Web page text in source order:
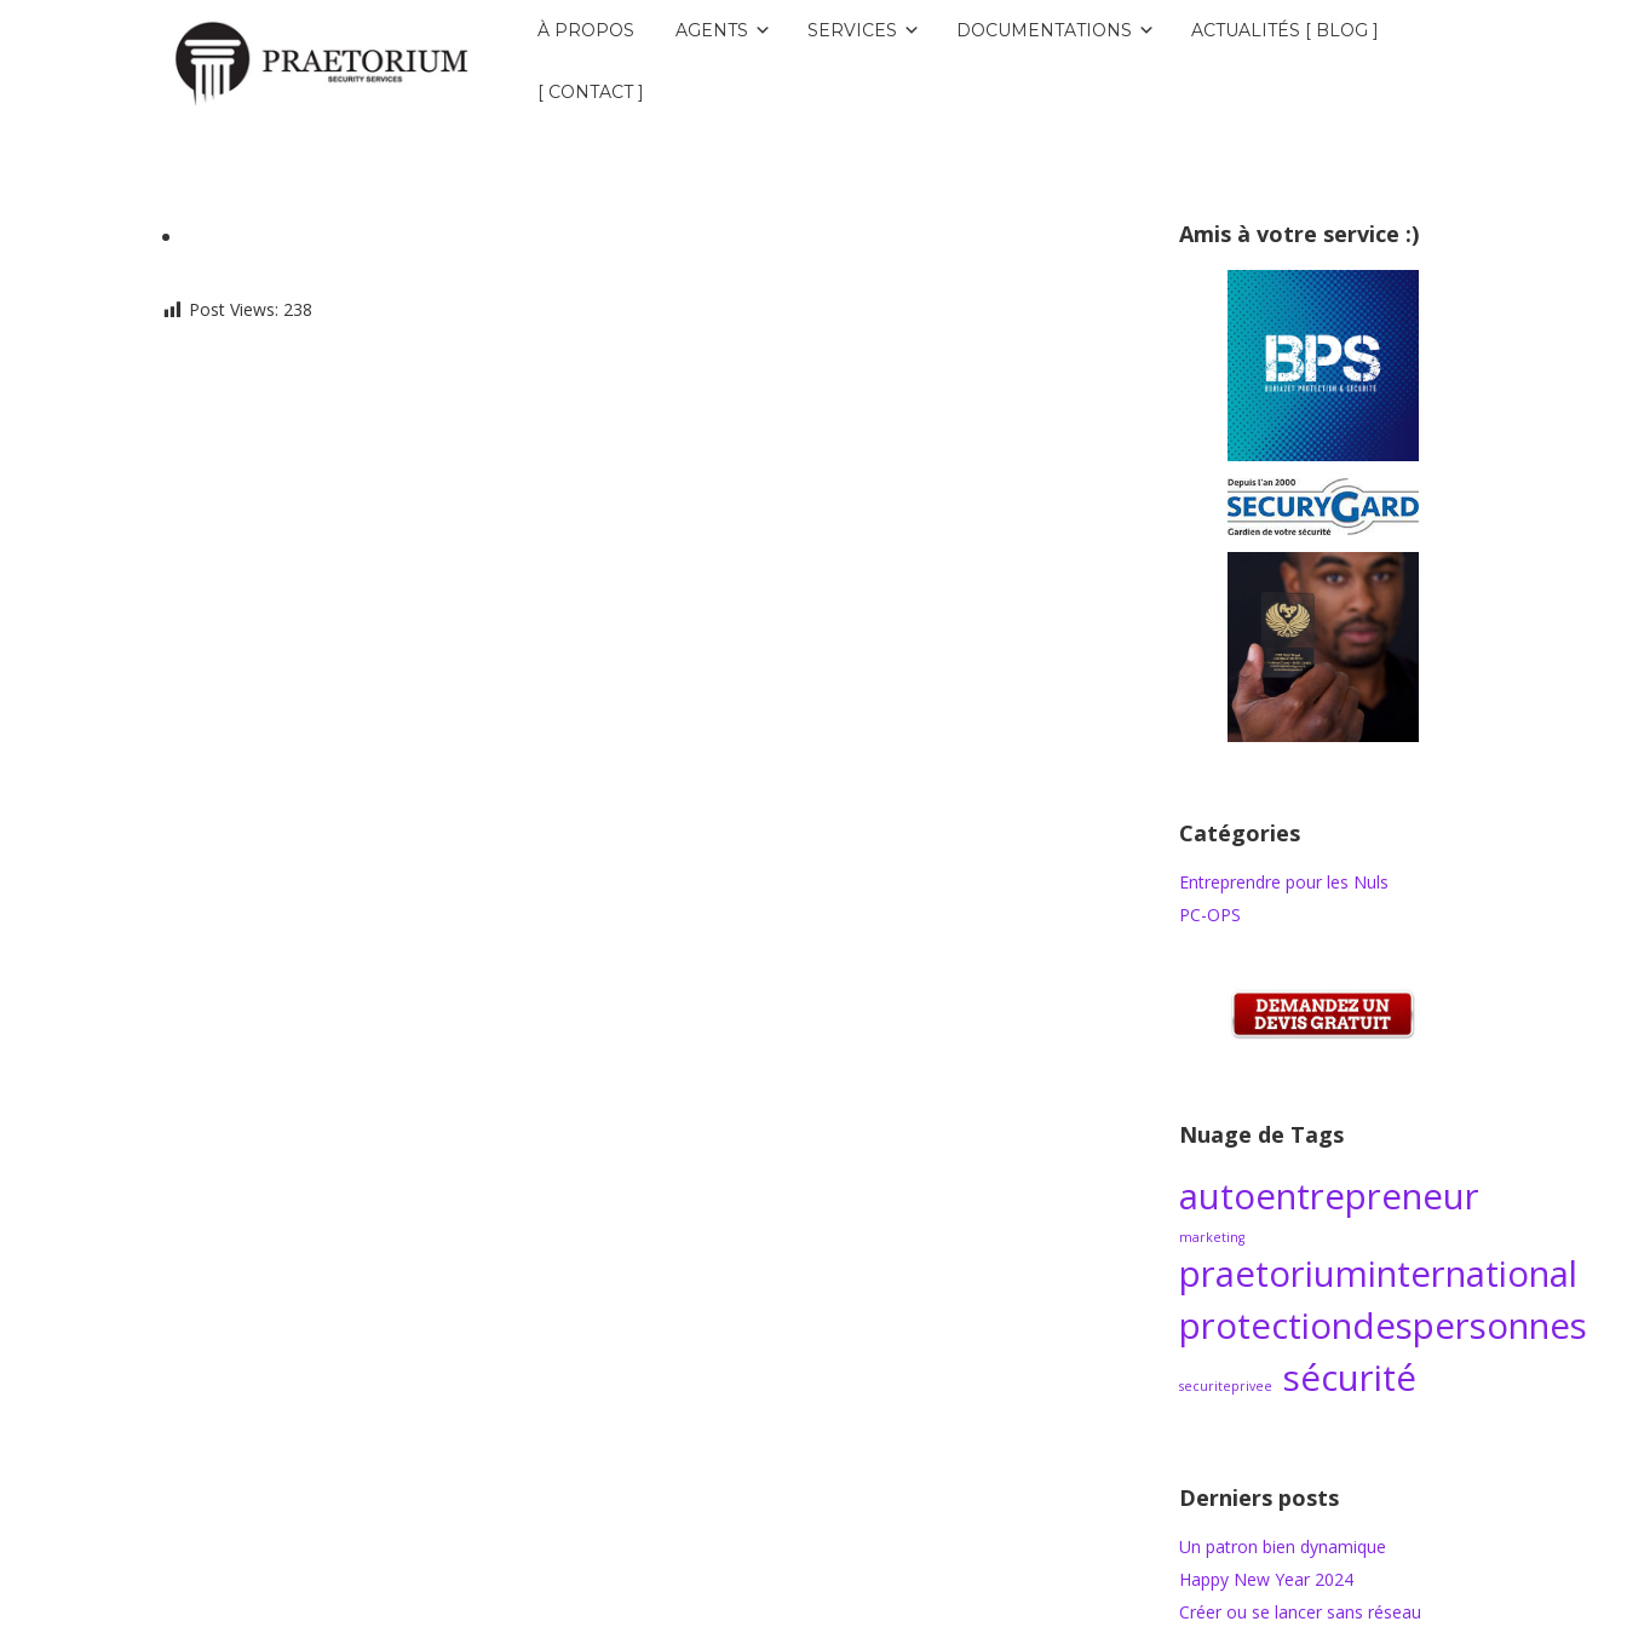
À PROPOS AGENTS SERVICES DOCUMENTATIONS ACTUALITÉS [ BLOG ]
[ CONTACT ]
.
Post Views: 238
Amis à votre service :)
Catégories
Entreprendre pour les Nuls
PC-OPS
Nuage de Tags
autoentrepreneur
marketing
praetoriuminternational
protectiondespersonnes
securiteprivee sécurité
Derniers posts
Un patron bien dynamique
Happy New Year 2024
Créer ou se lancer sans réseau